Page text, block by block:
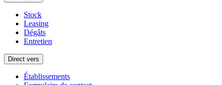
Stock
Leasing
Dégâts
Entretien
Direct vers
Établissements